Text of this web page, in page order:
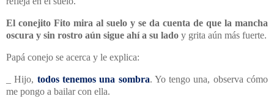
El conejito Fito mira al suelo y se da cuenta de que la mancha
oscura y sin rostro aún sigue ahí a su lado y grita aún más fuerte.
Papá conejo se acerca y le explica:
_ Hijo, todos tenemos una sombra. Yo tengo una, observa cómo
me pongo a bailar con ella.